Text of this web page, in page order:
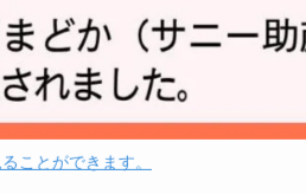
ことができます。